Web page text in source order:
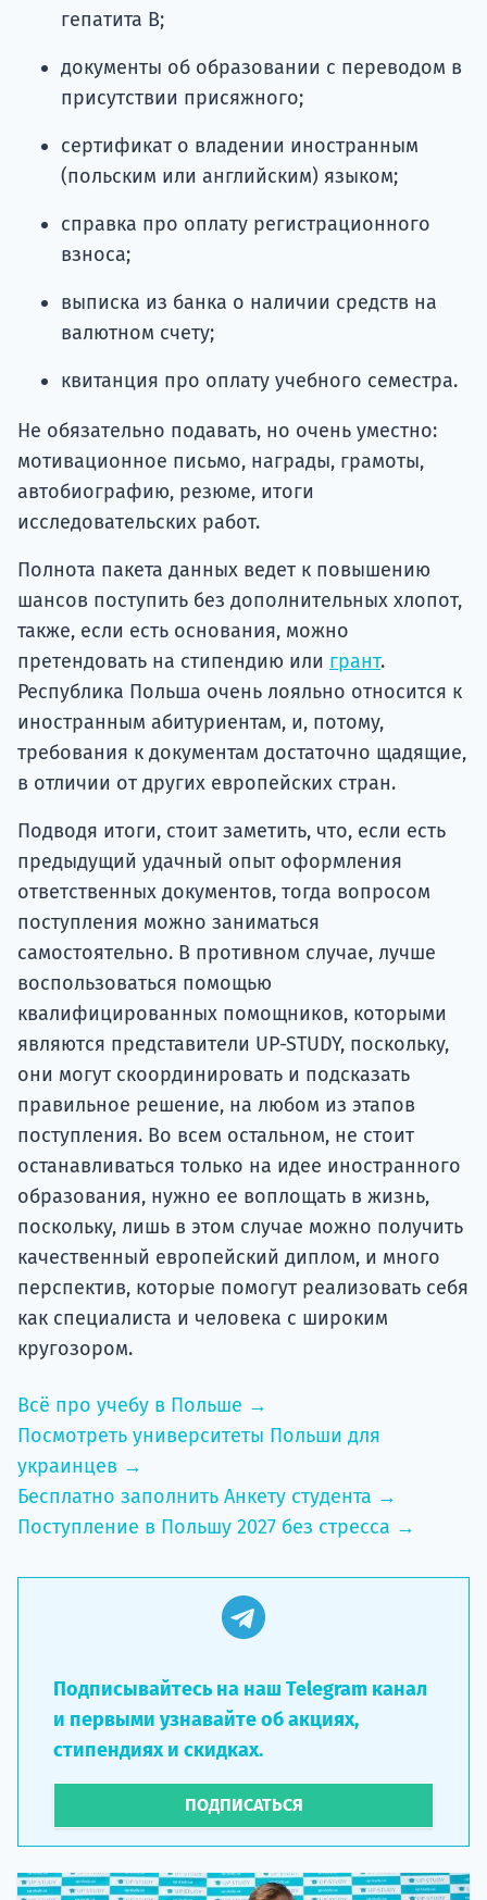
гепатита В;
документы об образовании с переводом в
присутствии присяжного;
сертификат о владении иностранным
(польским или английским) языком;
справка про оплату регистрационного
взноса;
выписка из банка о наличии средств на
валютном счету;
квитанция про оплату учебного семестра.
Не обязательно подавать, но очень уместно:
мотивационное письмо, награды, грамоты,
автобиографию, резюме, итоги
исследовательских работ.
Полнота пакета данных ведет к повышению
шансов поступить без дополнительных хлопот,
также, если есть основания, можно
претендовать на стипендию или грант.
Республика Польша очень лояльно относится к
иностранным абитуриентам, и, потому,
требования к документам достаточно щадящие,
в отличии от других европейских стран.
Подводя итоги, стоит заметить, что, если есть
предыдущий удачный опыт оформления
ответственных документов, тогда вопросом
поступления можно заниматься
самостоятельно. В противном случае, лучше
воспользоваться помощью
квалифицированных помощников, которыми
являются представители UP-STUDY, поскольку,
они могут скоординировать и подсказать
правильное решение, на любом из этапов
поступления. Во всем остальном, не стоит
останавливаться только на идее иностранного
образования, нужно ее воплощать в жизнь,
поскольку, лишь в этом случае можно получить
качественный европейский диплом, и много
перспектив, которые помогут реализовать себя
как специалиста и человека с широким
кругозором.
Всё про учебу в Польше →
Посмотреть университеты Польши для
украинцев →
Бесплатно заполнить Анкету студента →
Поступление в Польшу 2027 без стресса →
Подписывайтесь на наш Telegram канал
и первыми узнавайте об акциях,
стипендиях и скидках.
ПОДПИСАТЬСЯ